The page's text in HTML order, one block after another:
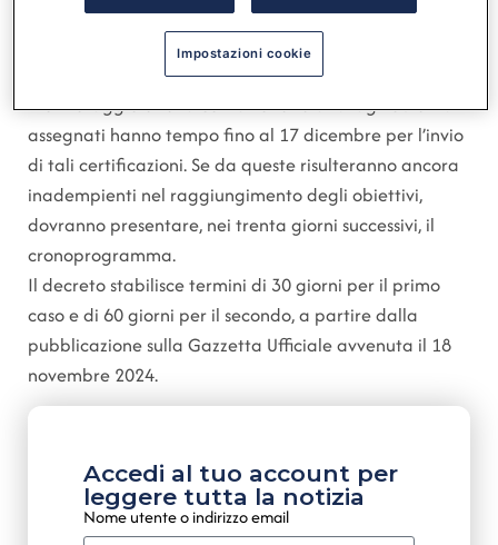
del 14 novembre).
I sindaci commissari degli enti inadempienti
all’obbligo di compilazione e chiusura delle schede di
monitoraggio e rendicontazione relativi agli obiettivi
assegnati hanno tempo fino al 17 dicembre per l’invio
di tali certificazioni. Se da queste risulteranno ancora
inadempienti nel raggiungimento degli obiettivi,
dovranno presentare, nei trenta giorni successivi, il
cronoprogramma.
Il decreto stabilisce termini di 30 giorni per il primo
caso e di 60 giorni per il secondo, a partire dalla
pubblicazione sulla Gazzetta Ufficiale avvenuta il 18
novembre 2024.
Accedi al tuo account per
leggere tutta la notizia
Nome utente o indirizzo email
Impostazioni cookie